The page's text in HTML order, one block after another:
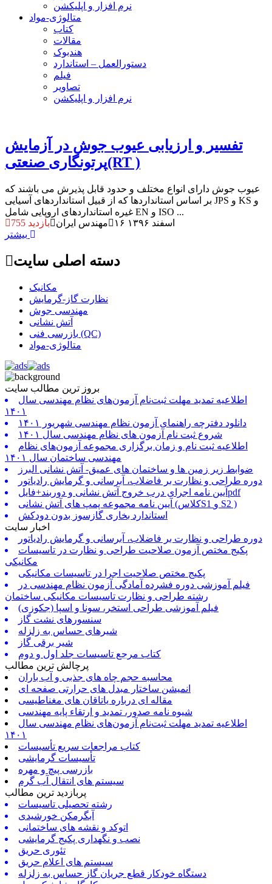
نرم افزار و اپلیکشن
متالوژی-مواد
کتاب
مقالات
هندبوک
دستورالعمل – استاندارد
فیلم
تصاویر
نرم افزار و اپلیکشن
تفسیر و ارزیابی عیوب جوش در آزمایش
پرتونگاری صنعتی(RT )
عیوب جوش دارای انواع مختلف و حدود قابل پذیرش می باشند که
بر اساس استانداردها که از قبیل استانداردهای آسیایی JPS و KS و
غیره استانداردهای اروپایی شامل EN و ISO ...
755 بازدید
مهندس ایران
۱۶ اسفند ۱۳۹۶
دسته اصلی سایت
مکانیک
نظارت گاز-گرمایش
مهندسی جوش
آتش نشانی
بازرسی فنی (QC)
متالوژی-مواد
بروز ترین مطالب سایت
اطلاعیه تمدید مهلت ثبت‌نام آزمون‌های نظام مهندسی سال
۱۴۰۱
دانلود دفترچه راهنمای آزمون نظام مهندسی شهریور ۱۴۰۱
شروع ثبت نام آزمون های نظام مهندسی سال ۱۴۰۱
اطلاعیه ثبت نام و زمان برگزاری مجموعه آزمون‌های نظام
مهندسی ساختمان سال ۱۴۰۱
ضوابط زیر زمین ها و ساختمان های عمیق- آتش نشانی البرز
دوره طراحی و نظارت بر فاضلاب، آبرسانی و گرمایش رادیاتور
آیین نامه اجرای درب خروج آتش نشانی و دوربند+فایلpdf
آیین نامه مجموعه پمپ های آتش نشانی (کلاسS1 و S2 )
استاندارد بخاری گازسوز بدون دودکش
اخبار سایت
دوره طراحی و نظارت بر فاضلاب، آبرسانی و گرمایش رادیاتور
پکیج مختص آزمون صلاحیت طراحی و نظارت در تاسیسات
مکانیکی
پکیج مختص صلاحیت اجرا در تاسیسات مکانیکی
فیلم آموزشی دوره فشرده آمادگی آزمون نظام مهندسی در
رشته طراحی و نظارت تاسیسات مکانیکی ساختمان
فیلم آموزشی طراحی استخر، سونا و اسپا (جکوزی)
سنسورهای نشت گاز
شیرهای حساس به زلزله
شیر برقی گاز
کتاب مرجع تاسیسات جلد اول و دوم
پرچالش ترین مطالب
محاسبه حجم چاه های جذبی و آب باران
انمیشن ساختار مبدل های حرارتی صفحه ای
مقاله ای درباره یاتاقان های مغناطیسی
شیوه نامه صدور، تمدید و ارتقاء پایه مهندسی
اطلاعیه تمدید مهلت ثبت‌نام آزمون‌های نظام مهندسی سال
۱۴۰۱
کتاب مراجعات سریع تأسیسات
تأسیسات گرمایشی
بازرسی پیچ و مهره
سیستم های انتقال آب گرم
پربازدید ترین مطالب
رشته تحصیلی تاسیسات
آبگرمکن خورشیدی
اتوکد و نقشه های ساختمانی
نصب و نگهداری پکیج گرمایشی
تئوری حریق
سیستم های اعلام حریق
دستگاه خودکار قطع جریان گاز حساس به زلزله